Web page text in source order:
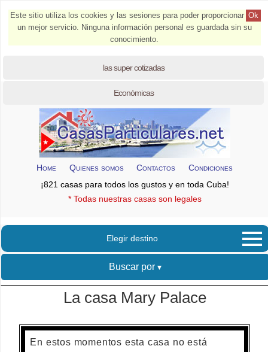
Ok
Este sitio utiliza los cookies y las sesiones para poder proporcionar
un mejor servicio. Ninguna información personal es guardada sin su
conocimiento.
las super cotizadas
Económicas
Home Quienes somos Contactos
Condiciones
¡821 casas para todos los gustos y en toda Cuba!
* Todas nuestras casas son legales
Elegir destino
Buscar por
La casa Mary Palace
En estos momentos esta casa no está